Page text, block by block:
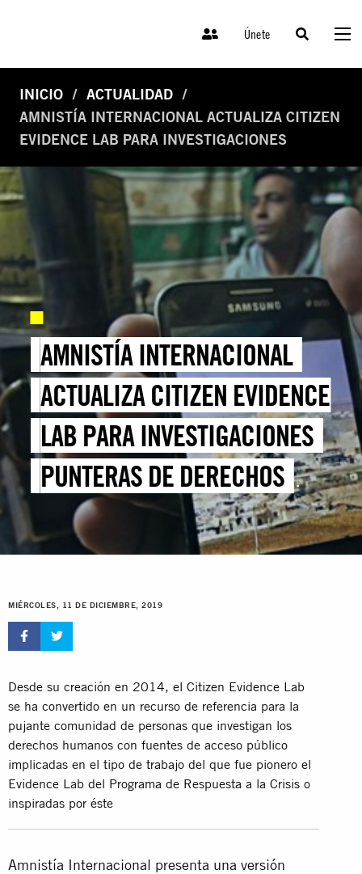
Únete
INICIO
ACTUALIDAD
AMNISTÍA INTERNACIONAL ACTUALIZA CITIZEN
EVIDENCE LAB PARA INVESTIGACIONES
AMNISTÍA INTERNACIONAL
ACTUALIZA CITIZEN EVIDENCE
LAB PARA INVESTIGACIONES
PUNTERAS DE DERECHOS
HUMANOS BASADAS EN
FUENTES DE ACCESO
PÚBLICO
MIÉRCOLES, 11 DE DICIEMBRE, 2019
Desde su creación en 2014, el Citizen Evidence Lab
se ha convertido en un recurso de referencia para la
pujante comunidad de personas que investigan los
derechos humanos con fuentes de acceso público
implicadas en el tipo de trabajo del que fue pionero el
Evidence Lab del Programa de Respuesta a la Crisis o
inspiradas por éste
Amnistía Internacional presenta una versión